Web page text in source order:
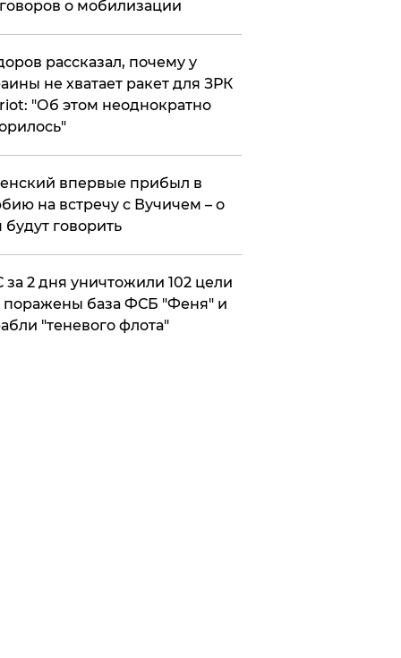
о мобилизации
рассказал, почему у
не хватает ракет для ЗРК
"Об этом неоднократно
впервые прибыл в
на встречу с Вучичем – о
будут говорить
за 2 дня уничтожили 102 цели
база ФСБ "Феня" и
"теневого флота"